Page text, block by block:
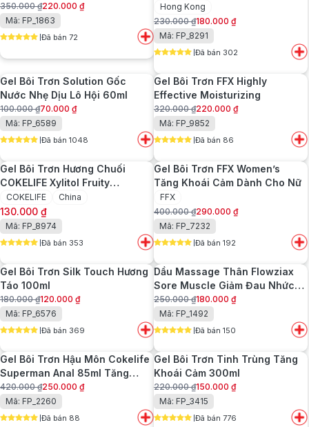
350.000₫
Giá
gốc
là:
350.000 ₫.
220.000 ₫
Giá
hiện
tại
là:
Mã: FP_1863
Đã bán 72
Hong Kong
230.000₫
Giá
gốc
là:
230.000 ₫.
180.000 ₫
Giá
hiện
tại
là:
180.000 ₫.
Mã: FP_8291
Đã bán 302
Gel Bôi Trơn Solution Gốc
Nước Nhẹ Dịu Lô Hội 60ml
100.000₫
Giá
gốc
là:
100.000 ₫.
70.000 ₫
Giá
hiện
tại
là:
70.000 ₫.
Mã: FP_6589
Đã bán 1048
Gel Bôi Trơn FFX Highly
Effective Moisturizing
320.000₫
Giá
gốc
là:
320.000 ₫.
220.000 ₫
Giá
hiện
tại
là:
220.000 ₫.
Mã: FP_9852
Đã bán 86
Gel Bôi Trơn Hương Chuối
COKELIFE Xylitol Fruity
Lubricant 200ml
COKELIFE China
130.000 ₫
Mã: FP_8974
Đã bán 353
Gel Bôi Trơn FFX Women’s
Tăng Khoái Cảm Dành Cho Nữ
FFX
400.000₫
Giá
gốc
là:
400.000 ₫.
290.000 ₫
Giá
hiện
tại
là:
290.000 ₫.
Mã: FP_7232
Đã bán 192
Gel Bôi Trơn Silk Touch Hương
Táo 100ml
180.000₫
Giá
gốc
là:
180.000 ₫.
120.000 ₫
Giá
hiện
tại
là:
120.000 ₫.
Mã: FP_6576
Đã bán 369
Dầu Massage Thân Flowziax
Sore Muscle Giảm Đau Nhức
Và Thư Giãn Cơ Bắp
250.000₫
Giá
gốc
là:
250.000 ₫.
180.000 ₫
Giá
hiện
tại
là:
180.000 ₫.
Mã: FP_1492
Đã bán 150
Gel Bôi Trơn Hậu Môn Cokelife
Superman Anal 85ml Tăng
Khoái Cảm
420.000₫
Giá
gốc
là:
250.000 ₫
Giá
hiện
tại
Mã: FP_2260
Đã bán 88
Gel Bôi Trơn Tinh Trùng Tăng
Khoái Cảm 300ml
220.000₫
Giá
gốc
là:
150.000 ₫
Giá
hiện
tại
Mã: FP_3415
Đã bán 776